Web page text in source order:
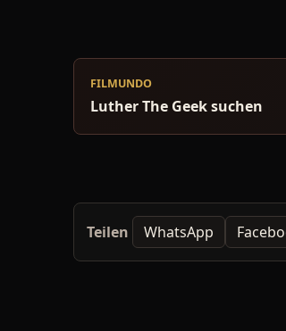
FILMUNDO
Luther The Geek suchen
Teilen WhatsApp